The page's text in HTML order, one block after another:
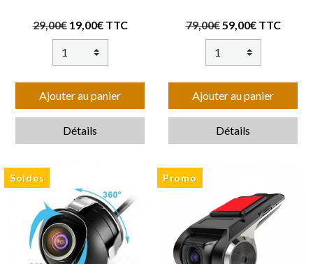
29,00€ 19,00€ TTC
Ajouter au panier
Détails
79,00€ 59,00€ TTC
Ajouter au panier
Détails
Soldes Promo